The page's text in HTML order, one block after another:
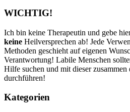
WICHTIG!
Ich bin keine Therapeutin und gebe
keine Heilversprechen ab! Jede
Methoden geschieht auf eigenen
Verantwortung! Labile Menschen
Hilfe suchen und mit dieser zusammen
durchführen!
Kategorien